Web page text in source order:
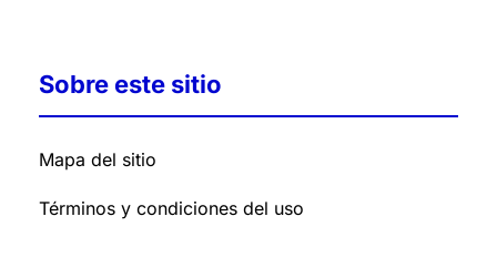
Sobre este sitio
Mapa del sitio
Términos y condiciones del uso